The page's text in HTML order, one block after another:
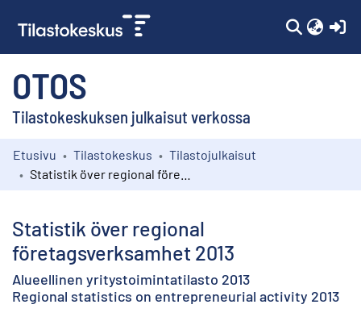
OTOS
Tilastokeskuksen julkaisut verkossa
Kokoelmat
Etusivu Tilastokeskus
Tilastojulkaisut
Statistik över regional
företagsverksamhet 2013
Alueellinen yritystoimintatilasto 2013
Regional statistics on entrepreneurial activity 2013